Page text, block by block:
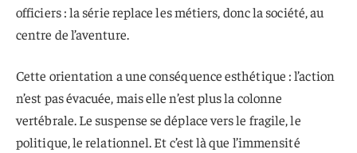
officiers : la série replace les métiers, donc la société, au
centre de l’aventure.
Cette orientation a une conséquence esthétique : l’action
n’est pas évacuée, mais elle n’est plus la colonne
vertébrale. Le suspense se déplace vers le fragile, le
politique, le relationnel. Et c’est là que l’immensité